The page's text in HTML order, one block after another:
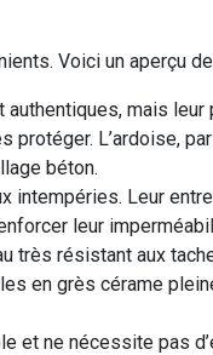
Voici un aperçu
mais
L’ardoise,
béton.
Leur
leur
très résistant aux
en grès cérame
ne nécessite pas